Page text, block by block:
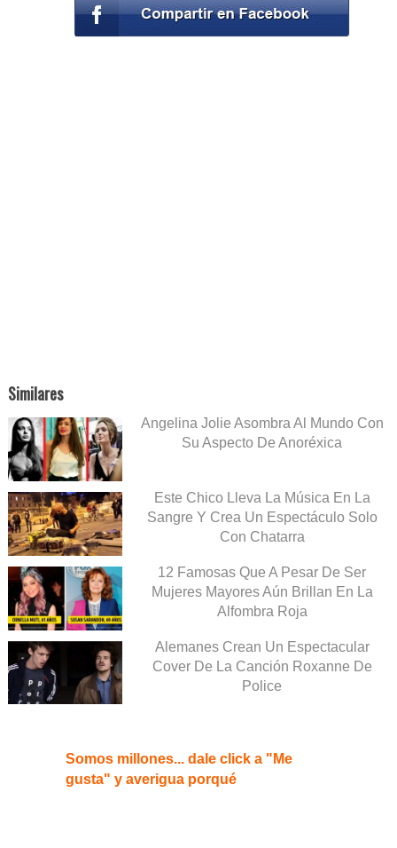
Similares
Angelina Jolie Asombra Al Mundo Con
Su Aspecto De Anoréxica
Este Chico Lleva La Música En La
Sangre Y Crea Un Espectáculo Solo
Con Chatarra
12 Famosas Que A Pesar De Ser
Mujeres Mayores Aún Brillan En La
Alfombra Roja
Alemanes Crean Un Espectacular
Cover De La Canción Roxanne De
Police
Somos millones... dale click a "Me
gusta" y averigua porqué